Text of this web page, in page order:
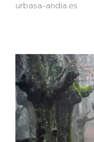
urbasa-andia.es